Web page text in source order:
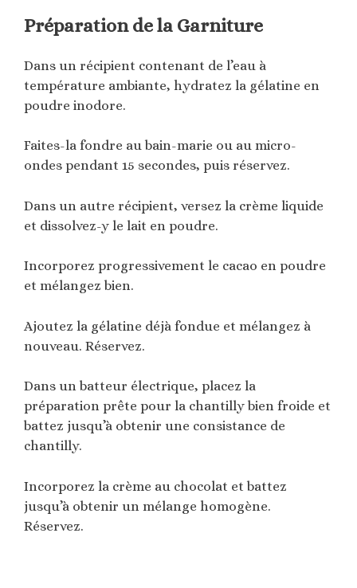
Préparation de la Garniture
Dans un récipient contenant de l’eau à
température ambiante, hydratez la gélatine en
poudre inodore.
Faites-la fondre au bain-marie ou au micro-
ondes pendant 15 secondes, puis réservez.
Dans un autre récipient, versez la crème liquide
et dissolvez-y le lait en poudre.
Incorporez progressivement le cacao en poudre
et mélangez bien.
Ajoutez la gélatine déjà fondue et mélangez à
nouveau. Réservez.
Dans un batteur électrique, placez la
préparation prête pour la chantilly bien froide et
battez jusqu’à obtenir une consistance de
chantilly.
Incorporez la crème au chocolat et battez
jusqu’à obtenir un mélange homogène.
Réservez.